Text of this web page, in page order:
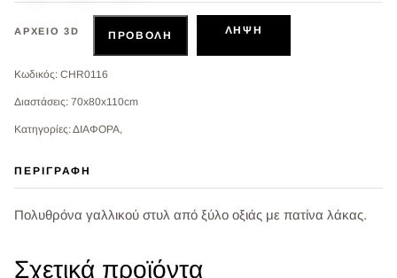
ΑΡΧΕΊΟ 3D ΠΡΟΒΟΛΉ ΛΉΨΗ
Κωδικός: CHR0116
Διαστάσεις: 70x80x110cm
Κατηγορίες: ΔΙΑΦΟΡΑ,
ΠΕΡΙΓΡΑΦΉ
Πολυθρόνα γαλλικού στυλ από ξύλο οξιάς με πατίνα λάκας.
Σχετικά προϊόντα